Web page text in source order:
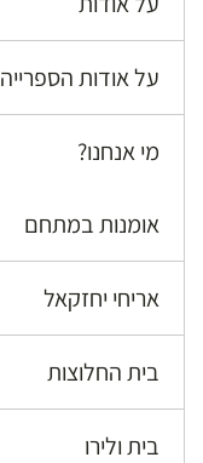
על אודות הספרייה
מי אנחנו?
אומנות במתחם
אריחי יחזקאל
בית החלוצות
בית ולירו